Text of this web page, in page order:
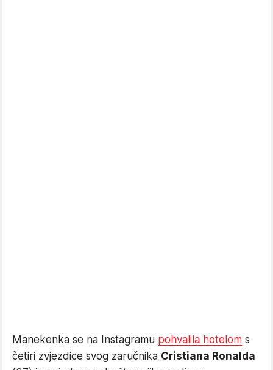
Manekenka se na Instagramu pohvalila hotelom s
četiri zvjezdice svog zaručnika Cristiana Ronalda